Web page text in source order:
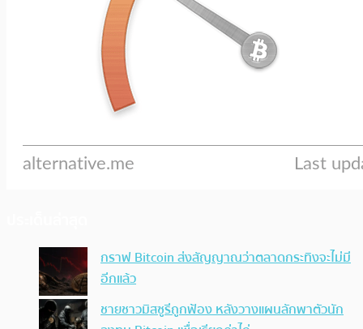
กราฟ Bitcoin ส่งสัญญาณว่าตลาดกระทิงจะไม่มี
อีกแล้ว
ชายชาวมิสซูรีถูกฟ้อง หลังวางแผนลักพาตัวนัก